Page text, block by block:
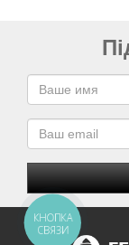
КНОПКА
СВЯЗИ